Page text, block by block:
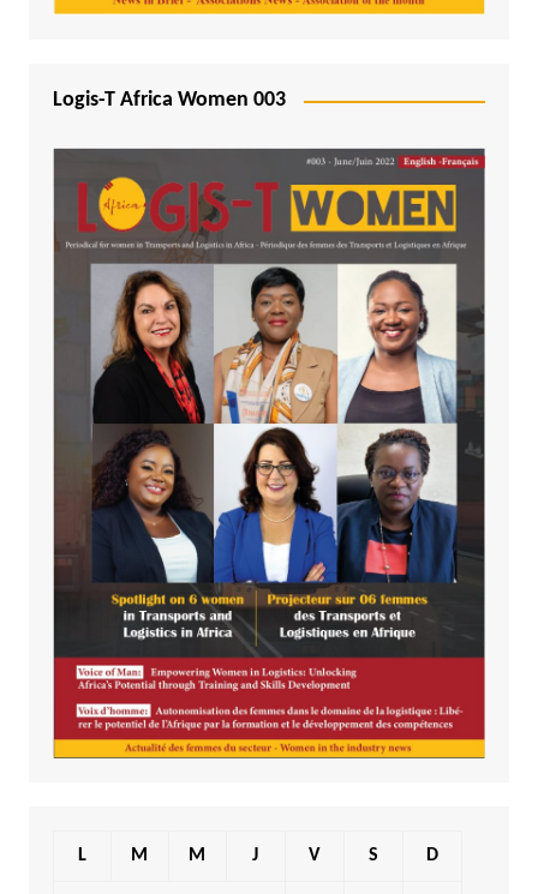
Logis-T Africa Women 003
L M M J V S D